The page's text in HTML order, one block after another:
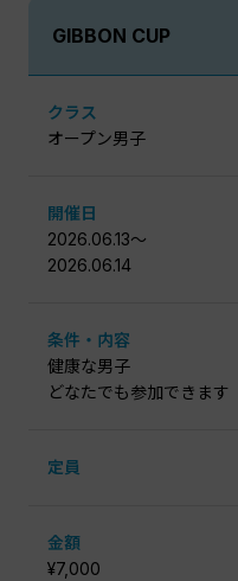
GIBBON CUP
クラス
オープン男子
開催日
2026.06.13〜
2026.06.14
条件・内容
健康な男子
どなたでも参加できます
定員
金額
¥7,000